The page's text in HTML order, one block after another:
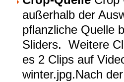
außerhalb der
pflanzliche Quelle
Sliders. Weitere
es 2 Clips auf
winter.jpg.Nach